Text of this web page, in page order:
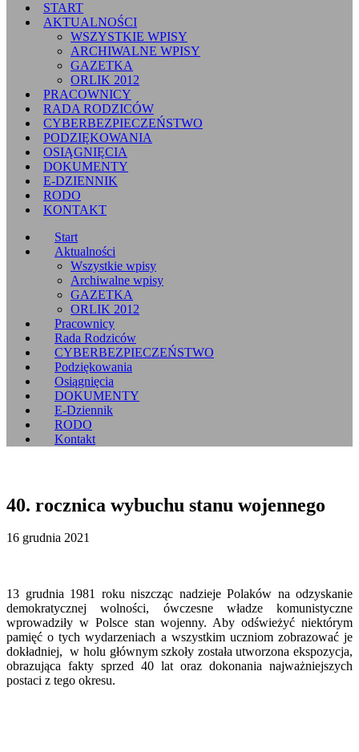
START
AKTUALNOŚCI
WSZYSTKIE WPISY
ARCHIWALNE WPISY
GAZETKA
ORLIK 2012
PRACOWNICY
RADA RODZICÓW
CYBERBEZPIECZEŃSTWO
PODZIĘKOWANIA
OSIĄGNIĘCIA
DOKUMENTY
E-DZIENNIK
RODO
KONTAKT
Start
Aktualności
Wszystkie wpisy
Archiwalne wpisy
GAZETKA
ORLIK 2012
Pracownicy
Rada Rodziców
CYBERBEZPIECZEŃSTWO
Podziękowania
Osiągnięcia
DOKUMENTY
E-Dziennik
RODO
Kontakt
40. rocznica wybuchu stanu wojennego
16 grudnia 2021
13 grudnia 1981 roku niszcząc nadzieje Polaków na odzyskanie
demokratycznej wolności, ówczesne władze komunistyczne
wprowadziły w Polsce stan wojenny. Aby odświeżyć niektórym
pamięć o tych wydarzeniach a wszystkim uczniom zobrazować je
dokładniej, w holu głównym szkoły została utworzona ekspozycja,
obrazująca fakty sprzed 40 lat oraz dokonania najważniejszych
postaci z tego okresu.